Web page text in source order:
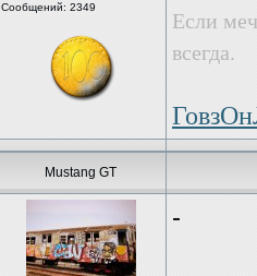
Сообщений: 2349
Если
всегда.
Mustang GT
-